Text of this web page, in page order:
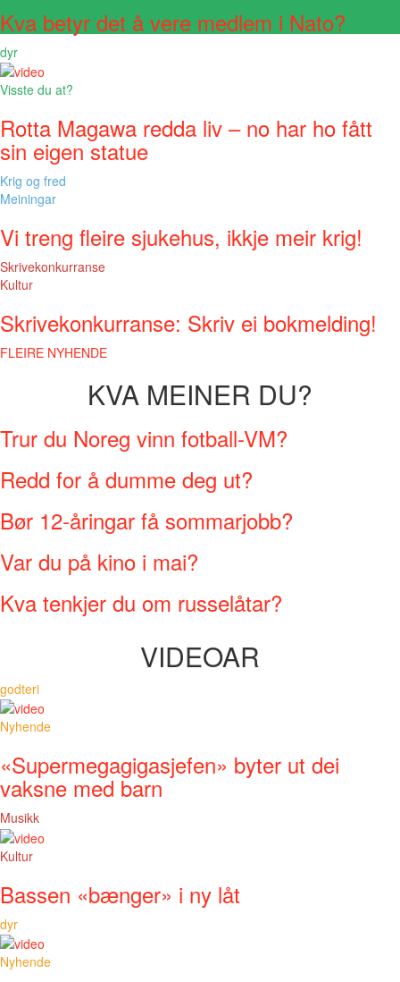
Kva betyr det å vere medlem i Nato?
dyr
Visste du at?
Rotta Magawa redda liv – no har ho fått
sin eigen statue
Krig og fred
Meiningar
Vi treng fleire sjukehus, ikkje meir krig!
Skrivekonkurranse
Kultur
Skrivekonkurranse: Skriv ei bokmelding!
FLEIRE NYHENDE
KVA MEINER DU?
Trur du Noreg vinn fotball-VM?
Redd for å dumme deg ut?
Bør 12-åringar få sommarjobb?
Var du på kino i mai?
Kva tenkjer du om russelåtar?
VIDEOAR
godteri
Nyhende
«Supermegagigasjefen» byter ut dei
vaksne med barn
Musikk
Kultur
Bassen «bænger» i ny låt
dyr
Nyhende